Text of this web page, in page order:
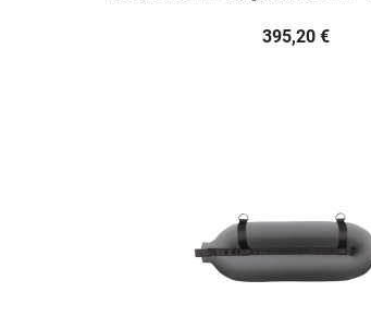
395,20 €